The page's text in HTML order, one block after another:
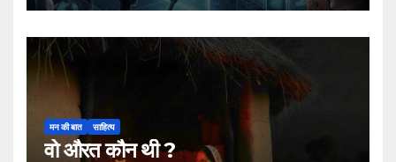
मन की बात साहित्य
वो औरत कौन थी ?